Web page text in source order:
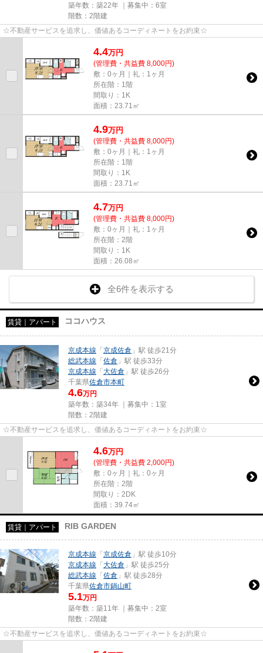
築年数：築22年 ｜募集中： 6室
階数：2階建
☆不動産サービスを追求し、価値あるコーディネートをお約束☆
4.4万円
(管理費・共益費 8,000円)
敷：0ヶ月｜礼：1ヶ月
所在階：1階
間取り：1K
面積：23.71㎡
4.9万円
(管理費・共益費 8,000円)
敷：0ヶ月｜礼：1ヶ月
所在階：1階
間取り：1K
面積：23.71㎡
4.7万円
(管理費・共益費 8,000円)
敷：0ヶ月｜礼：1ヶ月
所在階：2階
間取り：1K
面積：26.08㎡
全6件を表示する
賃貸｜アパート ココハウス
京成本線 「京成佐倉 」駅 徒歩21分
総武本線 「佐倉 」駅 徒歩33分
京成本線 「大佐倉 」駅 徒歩26分
千葉県佐倉市本町
4.6万円
築年数：築34年 ｜募集中： 1室
階数：2階建
☆不動産サービスを追求し、価値あるコーディネートをお約束☆
4.6万円
(管理費・共益費 2,000円)
敷：0ヶ月｜礼：0ヶ月
所在階：2階
間取り：2DK
面積：39.74㎡
賃貸｜アパート RIB GARDEN
京成本線 「京成佐倉 」駅 徒歩10分
京成本線 「大佐倉 」駅 徒歩25分
総武本線 「佐倉 」駅 徒歩28分
千葉県佐倉市鍋山町
5.1万円
築年数：築11年 ｜募集中： 2室
階数：2階建
☆不動産サービスを追求し、価値あるコーディネートをお約束☆